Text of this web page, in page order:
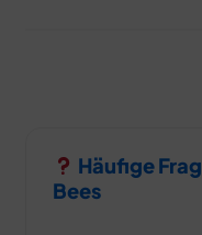
Häufige
Bees